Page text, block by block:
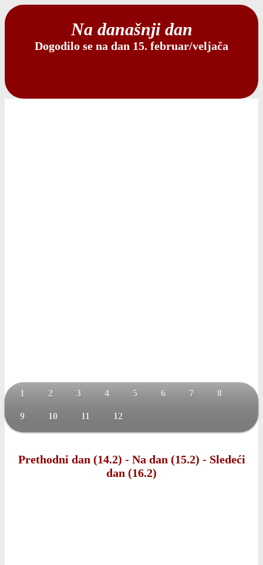
Na današnji dan
Dogodilo se na dan 15. februar/veljača
1 2 3 4 5 6 7 8
9 10 11 12
Prethodni dan (14.2) - Na dan (15.2) - Sledeći
dan (16.2)